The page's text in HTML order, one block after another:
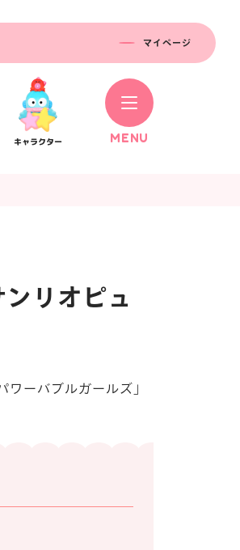
マイページ
MENU
キャラクター
リオピュ
ーバブルガールズ」